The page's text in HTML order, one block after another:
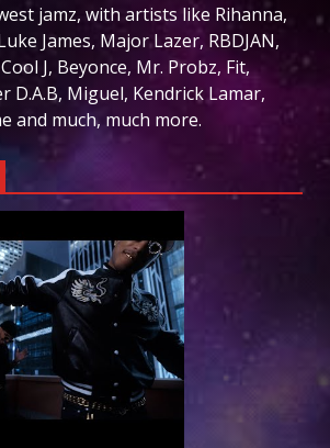
jamz, with artists like Rihanna,
James, Major Lazer, RBDJAN,
J, Beyonce, Mr. Probz, Fit,
D.A.B, Miguel, Kendrick Lamar,
and much, much more.